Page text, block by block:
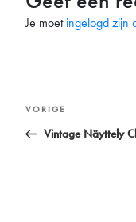
Je moetingelogd zijn
Bericht
navigatie
Vorig
bericht
VORIGE
Vintage Näyttely